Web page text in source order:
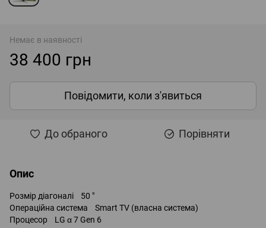
Немає в наявності
38 400 грн
Повідомити, коли з'явиться
До обраного Порівняти
Опис
Розмір діагоналі 50 "
Операційна система Smart TV (власна система)
Процесор LG α 7 Gen 6